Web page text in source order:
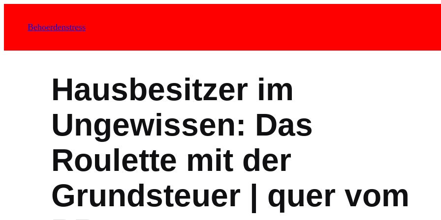
Behoerdenstress
Hausbesitzer im
Ungewissen: Das
Roulette mit der
Grundsteuer | quer vom